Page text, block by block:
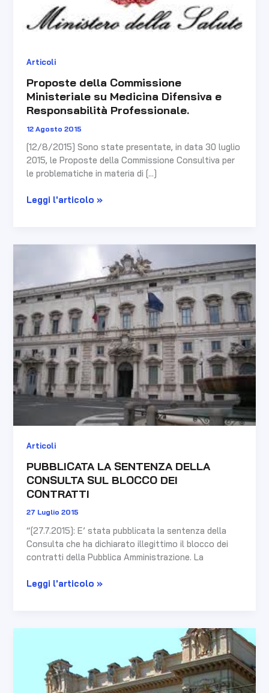
Articoli
Proposte della Commissione
Ministeriale su Medicina Difensiva e
Responsabilità Professionale.
12 Agosto 2015
[12/8/2015] Sono state presentate, in data 30 luglio
2015, le Proposte della Commissione Consultiva per
le problematiche in materia di […]
Medicina
Responsabilità
Leggi l'articolo »
Articoli
PUBBLICATA LA SENTENZA DELLA
CONSULTA SUL BLOCCO DEI
CONTRATTI
27 Luglio 2015
“[27.7.2015]: E’ stata pubblicata la sentenza della
Consulta che ha dichiarato illegittimo il blocco dei
contratti della Pubblica Amministrazione. La
DELLA
CONSULTA
SUL
BLOCCO
DEI
CONTRATTI
Leggi l'articolo »
MEDICINA
ODONTOIATRIA